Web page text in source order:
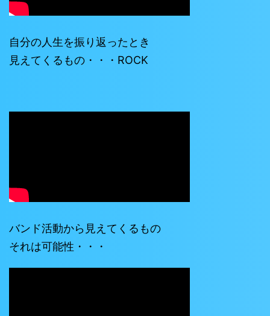
自分の人生を振り返ったとき
見えてくるもの・・・ROCK
バンド活動から見えてくるもの
それは可能性・・・